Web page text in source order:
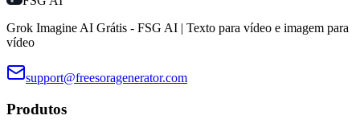
Grok Imagine AI Grátis - FSG AI | Texto para vídeo e imagem para
vídeo
support@freesoragenerator.com
Produtos